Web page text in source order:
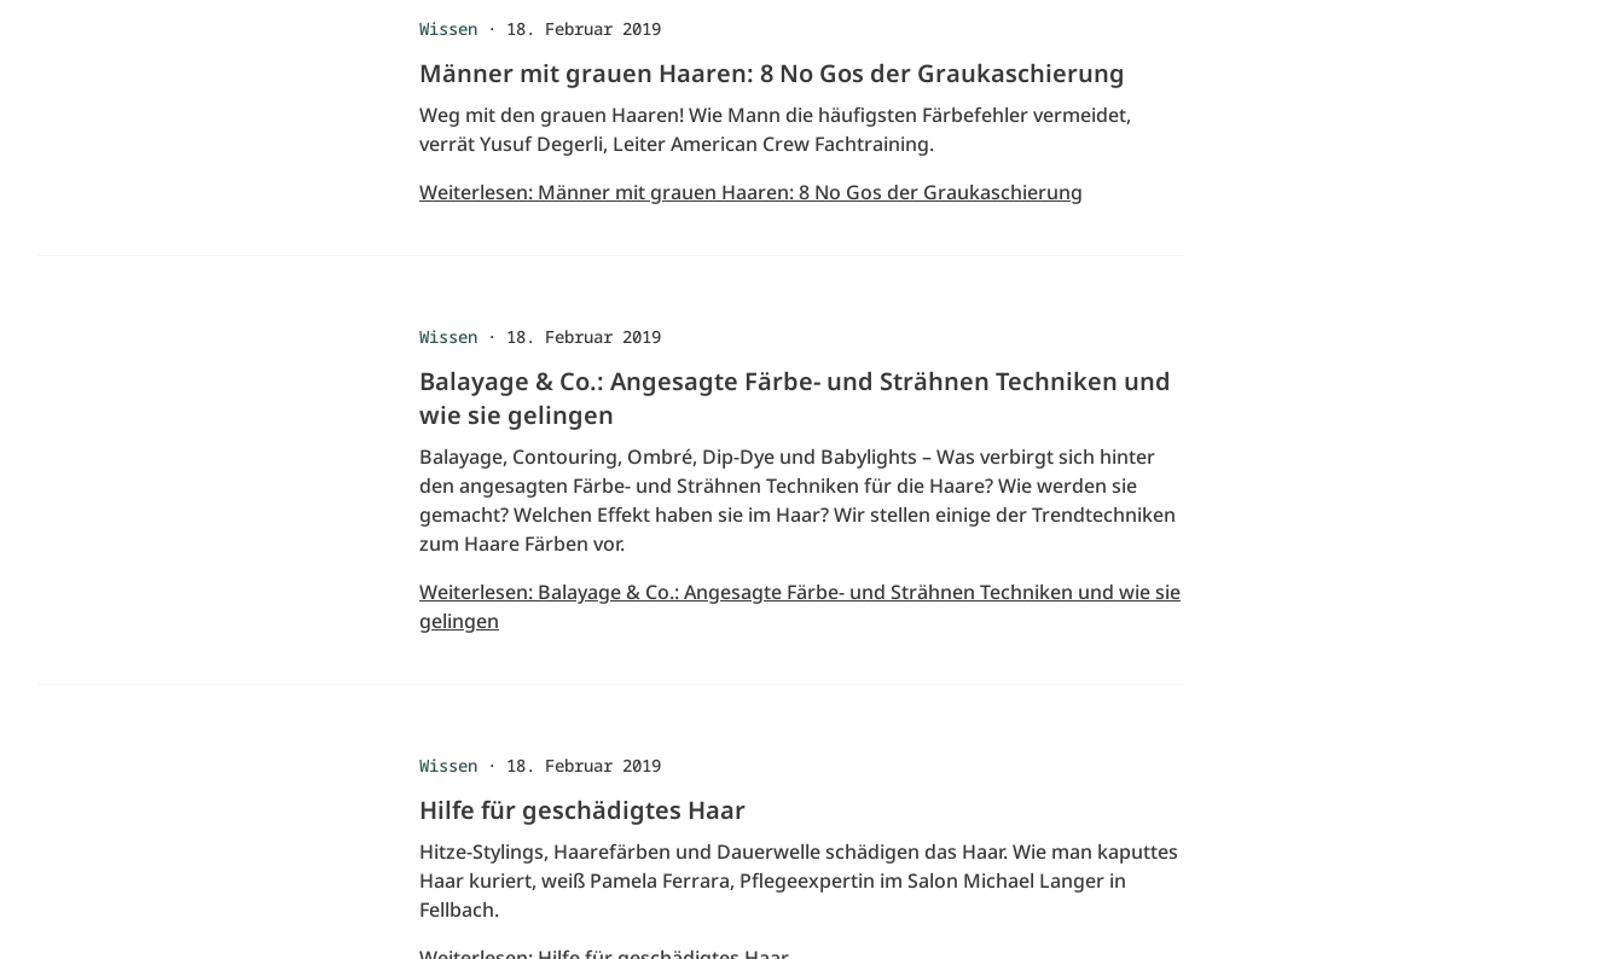
Wissen · 18. Februar 2019
Männer mit grauen Haaren: 8 No Gos der Graukaschierung
Weg mit den grauen Haaren! Wie Mann die häufigsten Färbefehler vermeidet,
verrät Yusuf Degerli, Leiter American Crew Fachtraining.
Weiterlesen: Männer mit grauen Haaren: 8 No Gos der Graukaschierung
Wissen · 18. Februar 2019
Balayage & Co.: Angesagte Färbe- und Strähnen Techniken und
wie sie gelingen
Balayage, Contouring, Ombré, Dip-Dye und Babylights – Was verbirgt sich hinter
den angesagten Färbe- und Strähnen Techniken für die Haare? Wie werden sie
gemacht? Welchen Effekt haben sie im Haar? Wir stellen einige der Trendtechniken
zum Haare Färben vor.
Weiterlesen: Balayage & Co.: Angesagte Färbe- und Strähnen Techniken und wie sie
gelingen
Wissen · 18. Februar 2019
Hilfe für geschädigtes Haar
Hitze-Stylings, Haarefärben und Dauerwelle schädigen das Haar. Wie man kaputtes
Haar kuriert, weiß Pamela Ferrara, Pflegeexpertin im Salon Michael Langer in
Fellbach.